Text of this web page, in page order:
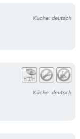
Küche: deutsch
Küche: deutsch